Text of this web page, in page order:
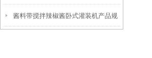
酱料带搅拌辣椒酱卧式灌装机产品规